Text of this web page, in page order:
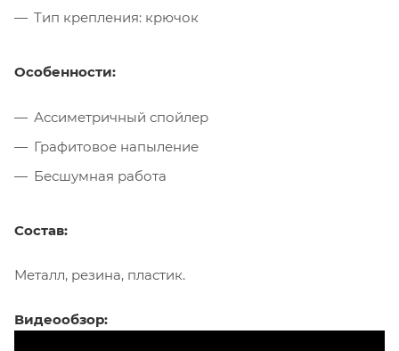
Тип крепления: крючок
Особенности:
Ассиметричный спойлер
Графитовое напыление
Бесшумная работа
Состав:
Металл, резина, пластик.
Видеообзор: